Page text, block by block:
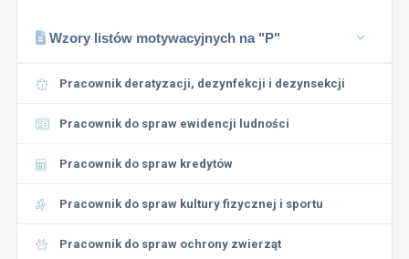
Wzory listów motywacyjnych na "P"
Pracownik deratyzacji, dezynfekcji i dezynsekcji
Pracownik do spraw ewidencji ludności
Pracownik do spraw kredytów
Pracownik do spraw kultury fizycznej i sportu
Pracownik do spraw ochrony zwierząt